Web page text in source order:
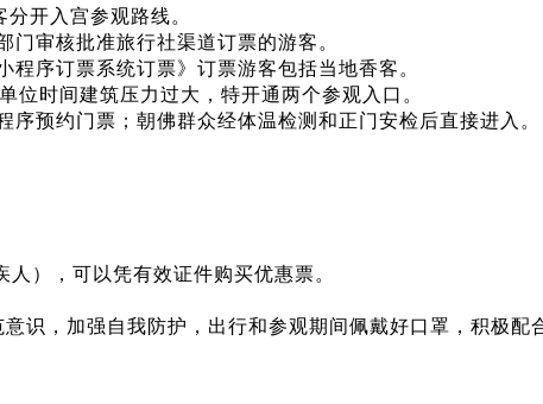
开入宫参观路线。
审核批准旅行社渠道订票的游客。
序订票系统订票》订票游客包括当地香客。
时间建筑压力过大，特开通两个参观入口。
预约门票；朝佛群众经体温检测和正门安检后直接进入。
），可以凭有效证件购买优惠票。
，加强自我防护，出行和参观期间佩戴好口罩，积极配